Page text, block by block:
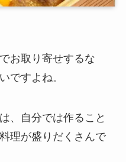
お取り寄せするな
ですよね。
、自分では作ること
理が盛りだくさんで